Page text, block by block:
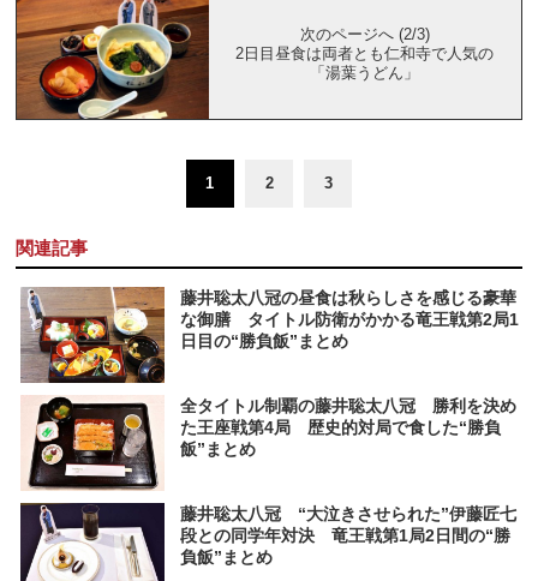
次のページへ (2/3)
2日目昼食は両者とも仁和寺で人気の
「湯葉うどん」
1 2 3
関連記事
藤井聡太八冠の昼食は秋らしさを感じる豪華
な御膳 タイトル防衛がかかる竜王戦第2局1
日目の“勝負飯”まとめ
全タイトル制覇の藤井聡太八冠 勝利を決め
た王座戦第4局 歴史的対局で食した“勝負
飯”まとめ
藤井聡太八冠 “大泣きさせられた”伊藤匠七
段との同学年対決 竜王戦第1局2日間の“勝
負飯”まとめ